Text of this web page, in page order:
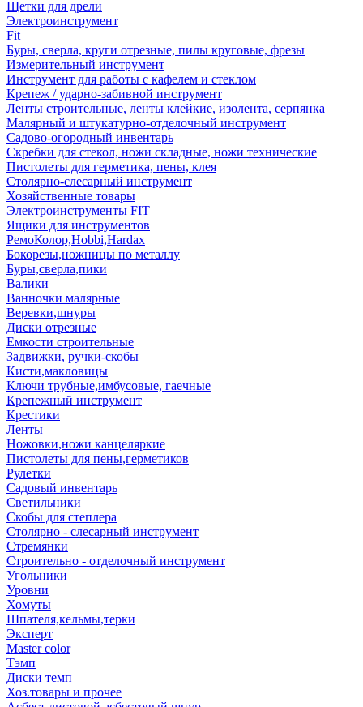
Щетки для дрели
Электроинструмент
Fit
Буры, сверла, круги отрезные, пилы круговые, фрезы
Измерительный инструмент
Инструмент для работы с кафелем и стеклом
Крепеж / ударно-забивной инструмент
Ленты строительные, ленты клейкие, изолента, серпянка
Малярный и штукатурно-отделочный инструмент
Садово-огородный инвентарь
Скребки для стекол, ножи складные, ножи технические
Пистолеты для герметика, пены, клея
Столярно-слесарный инструмент
Хозяйственные товары
Электроинструменты FIT
Ящики для инструментов
РемоКолор,Hobbi,Hardax
Бокорезы,ножницы по металлу
Буры,сверла,пики
Валики
Ванночки малярные
Веревки,шнуры
Диски отрезные
Емкости строительные
Задвижки, ручки-скобы
Кисти,макловицы
Ключи трубные,имбусовые, гаечные
Крепежный инструмент
Крестики
Ленты
Ножовки,ножи канцеляркие
Пистолеты для пены,герметиков
Рулетки
Садовый инвентарь
Светильники
Скобы для степлера
Столярно - слесарный инструмент
Стремянки
Строительно - отделочный инструмент
Угольники
Уровни
Хомуты
Шпателя,кельмы,терки
Эксперт
Master color
Тэмп
Диски темп
Хоз.товары и прочее